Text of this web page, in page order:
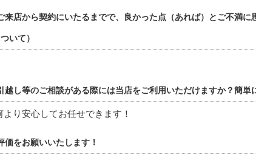
来店から契約にいたるまでで、良かった点（あれば）とご不満に
いて）
越し等のご相談がある際には当店をご利用いただけますか？簡単
より安心してお任せできます！
価をお願いいたします！